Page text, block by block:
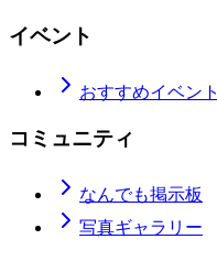
イベント
おすすめイベント
コミュニティ
なんでも掲示板
写真ギャラリー